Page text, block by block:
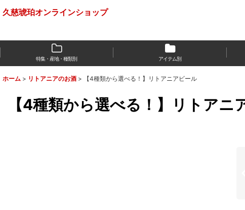
久慈琥珀オンラインショップ
特集・産地・種類別 アイテム別
ホーム > リトアニアのお酒 > 【4種類から選べる！】リトアニアビール
【4種類から選べる！】リトアニ